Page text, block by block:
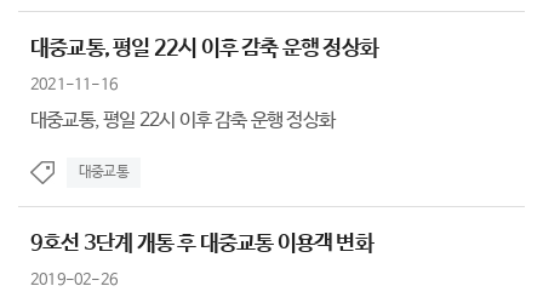
대중교통, 평일 22시 이후 감축 운행 정상화
2021-11-16
대중교통, 평일 22시 이후 감축 운행 정상화
대중교통
9호선 3단계 개통 후 대중교통 이용객 변화
2019-02-26